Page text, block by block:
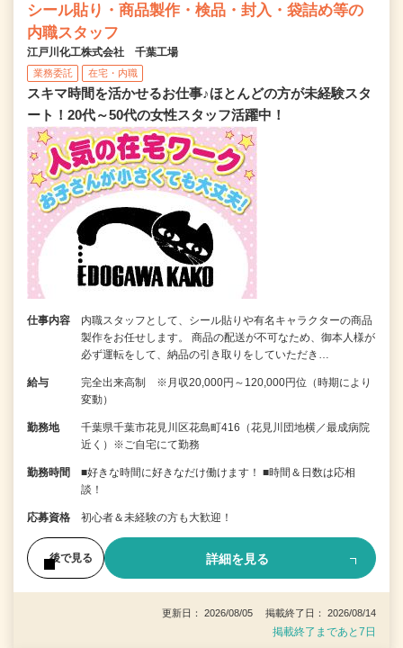
シール貼り・商品製作・検品・封入・袋詰め等の
内職スタッフ
江戸川化工株式会社 千葉工場
業務委託 在宅・内職
スキマ時間を活かせるお仕事♪ほとんどの方が未経験スタ
ート！20代～50代の女性スタッフ活躍中！
仕事内容
内職スタッフとして、シール貼りや有名キャラクターの商品
製作をお任せします。 商品の配送が不可なため、御本人様が
必ず運転をして、納品の引き取りをしていただき…
給与
完全出来高制 ※月収20,000円～120,000円位（時期により
変動）
勤務地
千葉県千葉市花見川区花島町416（花見川団地横／最成病院
近く）※ご自宅にて勤務
勤務時間
■好きな時間に好きなだけ働けます！ ■時間＆日数は応相
談！
応募資格 初心者＆未経験の方も大歓迎！
後で見る 詳細を見る
更新日： 2026/08/05 掲載終了日： 2026/08/14
掲載終了まであと7日